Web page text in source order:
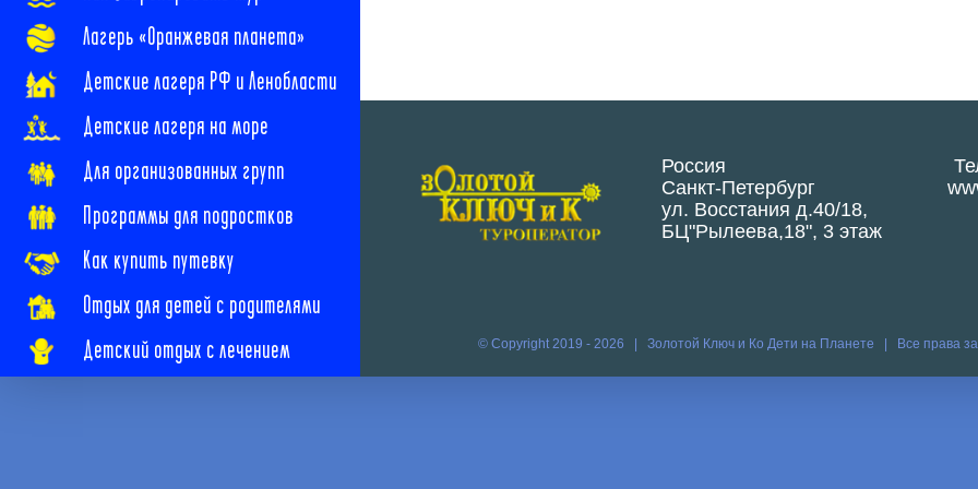
Лагерь «Оранжевая планета»
Детские лагеря РФ и Ленобласти
Детские лагеря на море
Для организованных групп
Программы для подростков
Как купить путевку
Отдых для детей с родителями
Детский отдых с лечением
Россия
Санкт-Петербург
ул. Восстания д.40/18,
БЦ"Рылеева,18", 3 этаж
© Copyright 2019 - 2026 | Золотой Ключ и Ко Дети на Планете | Все права